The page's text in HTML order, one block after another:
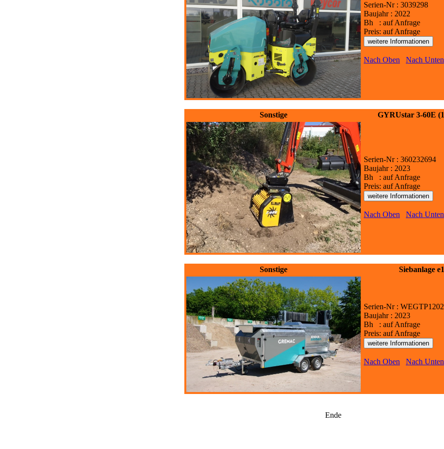
Serien-Nr : 3039298
Baujahr : 2022
Bh : auf Anfrage
Preis: auf Anfrage
Nach Oben Nach Unten
Sonstige GYRUstar 3-60E
Serien-Nr : 360232694
Baujahr : 2023
Bh : auf Anfrage
Preis: auf Anfrage
Nach Oben Nach Unten
Sonstige Siebanlage e1
Serien-Nr :
Baujahr : 2023
Bh : auf Anfrage
Preis: auf Anfrage
Nach Oben Nach Unten
Ende